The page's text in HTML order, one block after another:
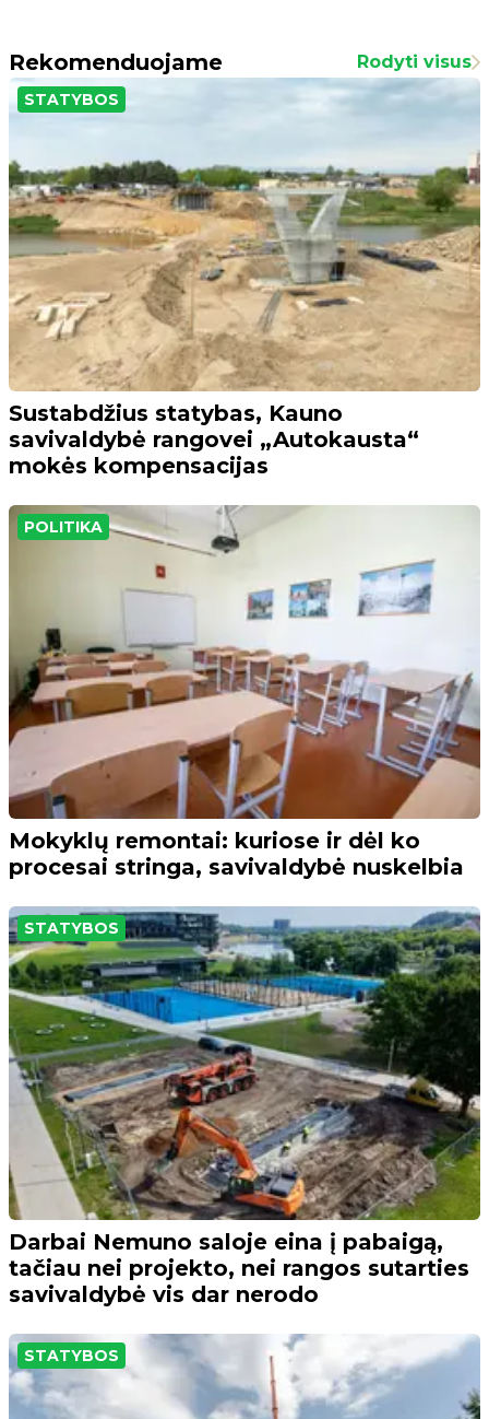
Rekomenduojame Rodyti visus
STATYBOS
Sustabdžius statybas, Kauno
savivaldybė rangovei „Autokausta“
mokės kompensacijas
POLITIKA
Mokyklų remontai: kuriose ir dėl ko
procesai stringa, savivaldybė nuskelbia
STATYBOS
Darbai Nemuno saloje eina į pabaigą,
tačiau nei projekto, nei rangos sutarties
savivaldybė vis dar nerodo
STATYBOS